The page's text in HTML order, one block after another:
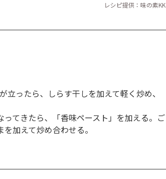
レシピ提供：味の素KK
立ったら、しらす干しを加えて軽く炒め、
てきたら、「香味ペースト」を加える。ご
加えて炒め合わせる。